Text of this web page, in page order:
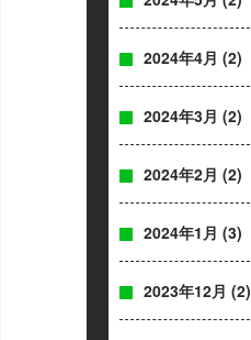
2024年4月 (2)
2024年3月 (2)
2024年2月 (2)
2024年1月 (3)
2023年12月 (2)